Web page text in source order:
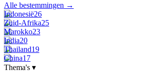
Alle bestemmingen →
Indonesië26
Zuid-Afrika25
Marokko23
India20
Thailand19
China17
Thema's ▾